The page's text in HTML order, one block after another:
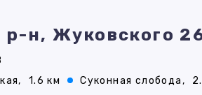
р-н, Жуковского
1.6 км Суконная слобода,